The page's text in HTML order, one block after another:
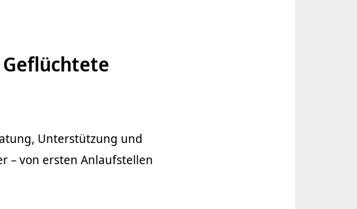
Unterstützung und
– von ersten Anlaufstellen